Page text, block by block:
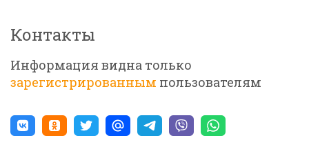
Контакты
Информация видна только
зарегистрированным пользователям